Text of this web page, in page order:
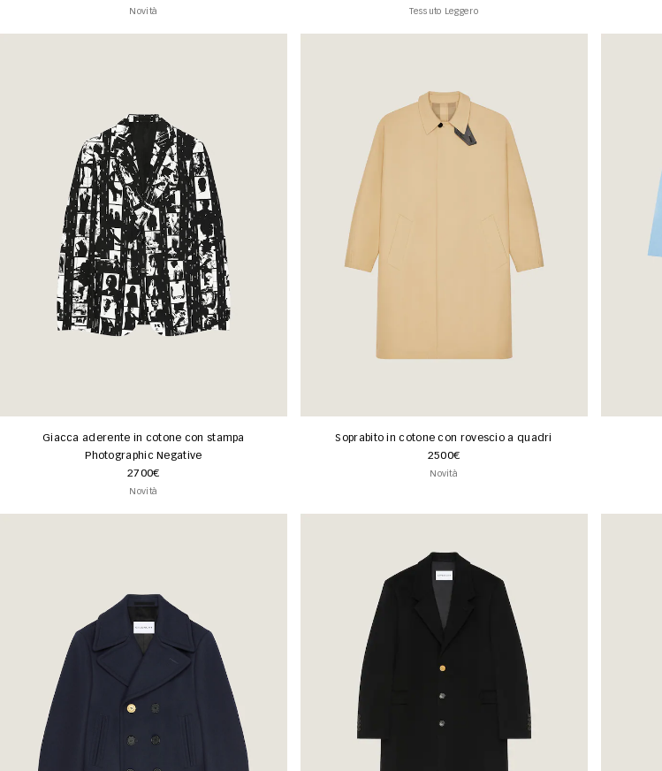
Novità Tessuto Leggero
Giacca aderente in cotone con stampa
Photographic Negative
2700€
Novità
Soprabito in cotone con rovescio a quadri
2500€
Novità